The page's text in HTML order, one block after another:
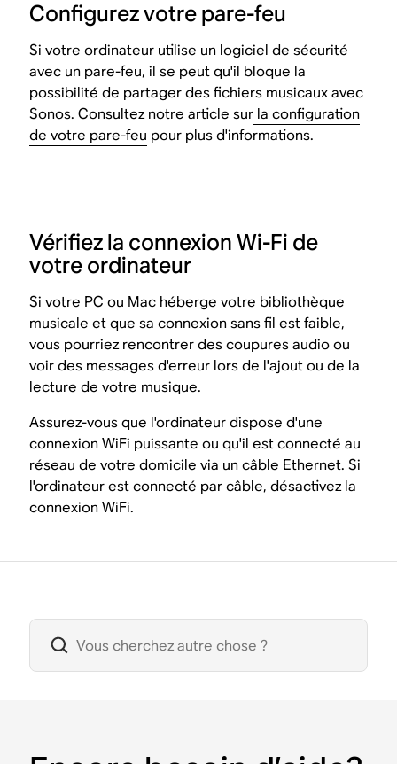
Configurez votre pare-feu
Si votre ordinateur utilise un logiciel de sécurité
avec un pare-feu, il se peut qu'il bloque la
possibilité de partager des fichiers musicaux avec
Sonos. Consultez notre article sur la configuration
de votre pare-feu pour plus d'informations.
Vérifiez la connexion Wi-Fi de
votre ordinateur
Si votre PC ou Mac héberge votre bibliothèque
musicale et que sa connexion sans fil est faible,
vous pourriez rencontrer des coupures audio ou
voir des messages d'erreur lors de l'ajout ou de la
lecture de votre musique.
Assurez-vous que l'ordinateur dispose d'une
connexion WiFi puissante ou qu'il est connecté au
réseau de votre domicile via un câble Ethernet. Si
l'ordinateur est connecté par câble, désactivez la
connexion WiFi.